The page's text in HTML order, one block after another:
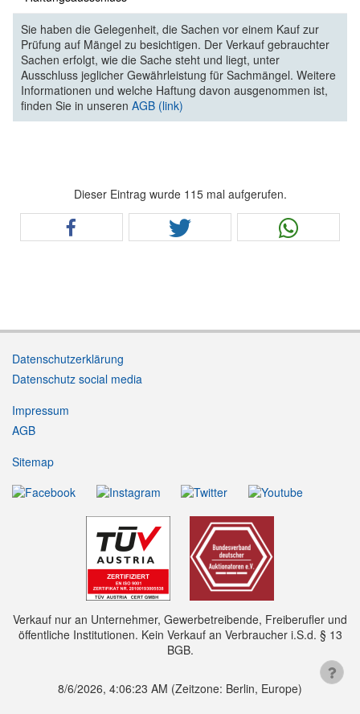
Sie haben die Gelegenheit, die Sachen vor einem Kauf zur
Prüfung auf Mängel zu besichtigen. Der Verkauf gebrauchter
Sachen erfolgt, wie die Sache steht und liegt, unter
Ausschluss jeglicher Gewährleistung für Sachmängel. Weitere
Informationen und welche Haftung davon ausgenommen ist,
finden Sie in unseren AGB (link)
Dieser Eintrag wurde 115 mal aufgerufen.
Datenschutzerklärung
Datenschutz social media
Impressum
AGB
Sitemap
Verkauf nur an Unternehmer, Gewerbetreibende, Freiberufler und
öffentliche Institutionen. Kein Verkauf an Verbraucher i.S.d. § 13
BGB.
8/6/2026, 4:06:24 AM (Zeitzone: Berlin, Europe)